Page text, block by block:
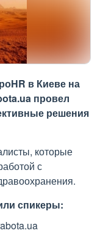
в Киеве на
провел
решения
которые
с
спикеры: